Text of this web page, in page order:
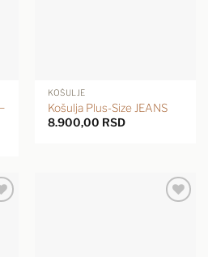
KOŠULJE
Košulja Plus-Size JEANS
8.900,00 RSD